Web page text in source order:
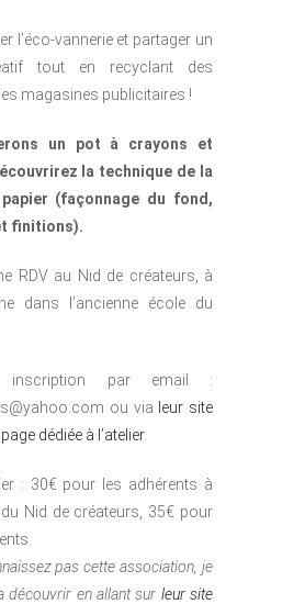
l’éco-vannerie et partager un
tout en recyclant des
magasines publicitaires !
un pot à crayons et
la technique de la
(façonnage du fond,
finitions).
RDV au Nid de créateurs, à
dans l’ancienne école du
inscription par email :
ou via leur site
dédiée à l’atelier.
: 30€ pour les adhérents à
Nid de créateurs, 35€ pour
pas cette association, je
découvrir en allant sur leur site